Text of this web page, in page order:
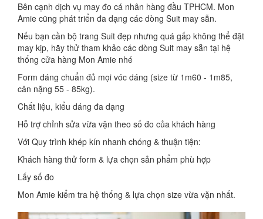
Bên cạnh dịch vụ may đo cá nhân hàng đầu TPHCM. Mon
Amie cũng phát triển đa dạng các dòng Suit may sẵn.
Nếu bạn cần bộ trang Suit đẹp nhưng quá gấp không thể đặt
may kịp, hãy thử tham khảo các dòng Suit may sẵn tại hệ
thống cửa hàng Mon Amie nhé
Form dáng chuẩn đủ mọi vóc dáng (size từ 1m60 - 1m85,
cân nặng 55 - 85kg).
Chất liệu, kiểu dáng đa dạng
Hỗ trợ chỉnh sửa vừa vặn theo số đo của khách hàng
Với Quy trình khép kín nhanh chóng & thuận tiện:
Khách hàng thử form & lựa chọn sản phẩm phù hợp
Lấy số đo
Mon Amie kiểm tra hệ thống & lựa chọn size vừa vặn nhất.